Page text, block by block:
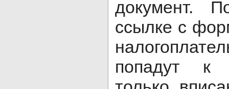
документ.
ссылке с
попадут к